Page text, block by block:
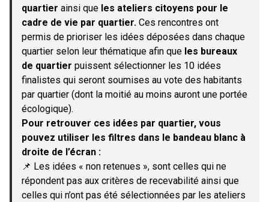
quartier ainsi que les ateliers citoyens pour le
cadre de vie par quartier. Ces rencontres ont
permis de prioriser les idées déposées dans chaque
quartier selon leur thématique afin que les bureaux
de quartier puissent sélectionner les 10 idées
finalistes qui seront soumises au vote des habitants
par quartier (dont la moitié au moins auront une portée
écologique).
Pour retrouver ces idées par quartier, vous
pouvez utiliser les filtres dans le bandeau blanc à
droite de l’écran :
📌 Les idées « non retenues », sont celles qui ne
répondent pas aux critères de recevabilité ainsi que
celles qui n’ont pas été sélectionnées par les ateliers